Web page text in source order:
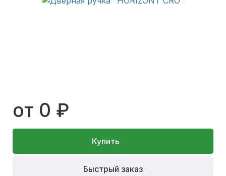
от 0 ₽
Купить
Быстрый заказ